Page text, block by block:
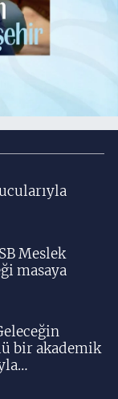
Meslek
masaya
bir akademik